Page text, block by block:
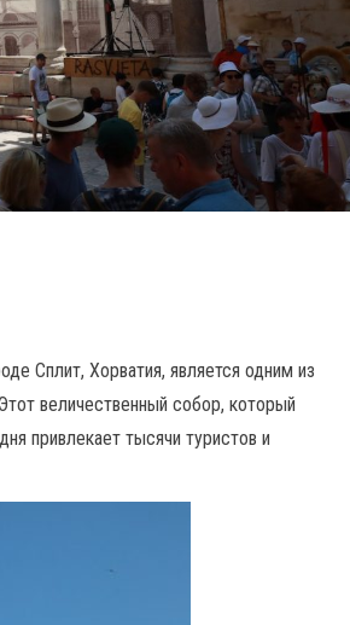
Сплит, Хорватия, является одним из
величественный собор, который
привлекает тысячи туристов и